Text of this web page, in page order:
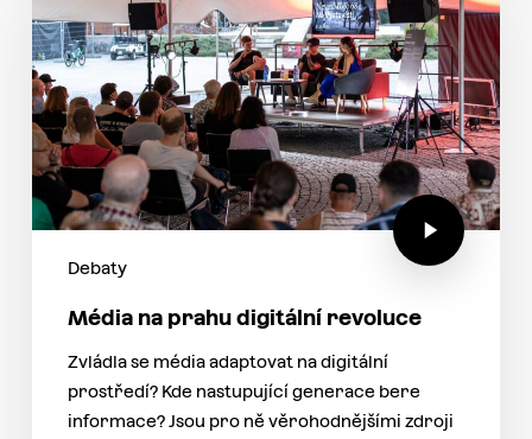
Debaty
Média na prahu digitální revoluce
Zvládla se média adaptovat na digitální
prostředí? Kde nastupující generace bere
informace? Jsou pro ně věrohodnějšími zdroji